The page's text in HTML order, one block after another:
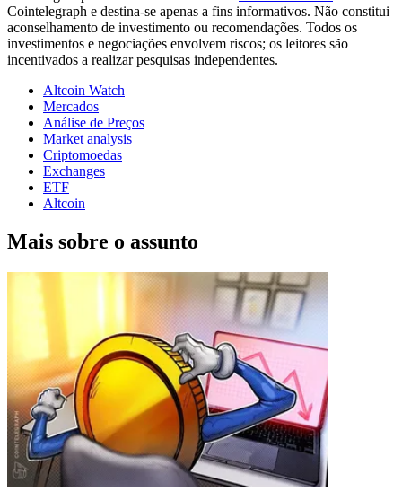
Cointelegraph e destina-se apenas a fins informativos. Não constitui
aconselhamento de investimento ou recomendações. Todos os
investimentos e negociações envolvem riscos; os leitores são
incentivados a realizar pesquisas independentes.
Altcoin Watch
Mercados
Análise de Preços
Market analysis
Criptomoedas
Exchanges
ETF
Altcoin
Mais sobre o assunto